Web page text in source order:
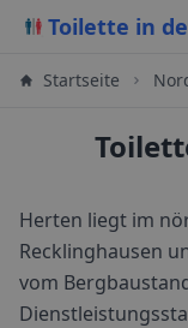
Toilette in
Startseite
Herten liegt im
Recklinghausen
vom